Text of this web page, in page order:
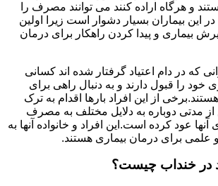
و هرگاه اراده کنند می توانند مصرف را
این بیماران بسیار دشوار است زیرا اولین
بیماری و پیدا کردن راهکار برای درمان
که در دام اعتیاد گرفتار شده اند کسانی
خود را قبول دارند و به دنبال راهی برای
از این افراد بارها اقدام به ترک
از مدتی دوباره به دلایل مختلف به مصرف
آنها عود کرده است.این افراد و خانواده آنها به
برای درمان بیماری هستند.
در خنداب چیست؟